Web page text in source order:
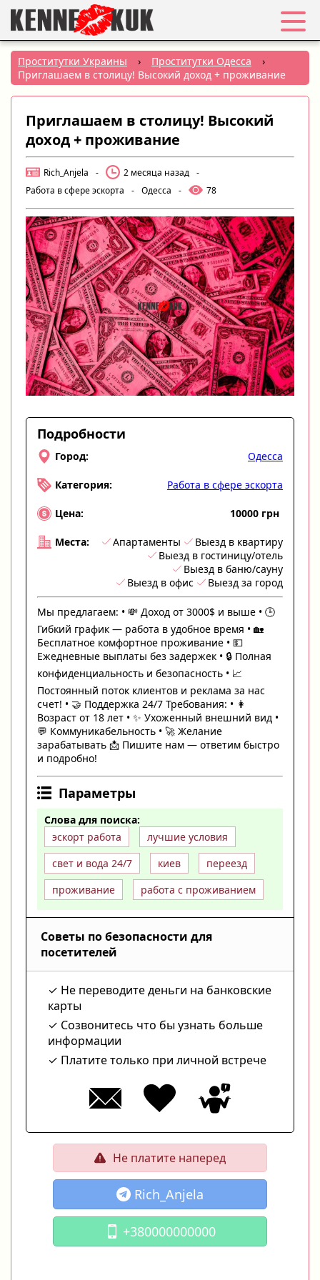
Избранное
Вход
Регистрация
Города:
РУС|
УКР
Создать объявление
Проститутки Украины › Проститутки Одесса
›
Приглашаем в столицу! Высокий доход + проживание
Приглашаем в столицу! Высокий
доход + проживание
Rich_Anjela - 2 месяца назад -
Работа в сфере эскорта
- Одесса - 78
Подробности
Город: Одесса
Категория: Работа в сфере эскорта
Цена: 10000 грн
Места: Апартаменты
Выезд в квартиру
Выезд в гостиницу/отель
Выезд в баню/сауну
Выезд в офис
Выезд за город
Мы предлагаем: • 💸 Доход от 3000$ и выше • 🕒
Гибкий график — работа в удобное время • 🏡
Бесплатное комфортное проживание • 💵
Ежедневные выплаты без задержек • 🔒 Полная
конфиденциальность и безопасность • 📈
Постоянный поток клиентов и реклама за нас
счет! • 🤝 Поддержка 24/7 Требования: • 👩
Возраст от 18 лет • ✨ Ухоженный внешний вид •
💬 Коммуникабельность • 🚀 Желание
зарабатывать 📩 Пишите нам — ответим быстро
и подробно!
Параметры
Слова для поиска:
эскорт работа
лучшие условия
свет и вода 24/7
киев
переезд
проживание
работа с проживанием
Советы по безопасности для
посетителей
Не переводите деньги на банковские
карты
Созвонитесь что бы узнать больше
информации
Платите только при личной встрече
Не платите наперед
Rich_Anjela
+380000000000